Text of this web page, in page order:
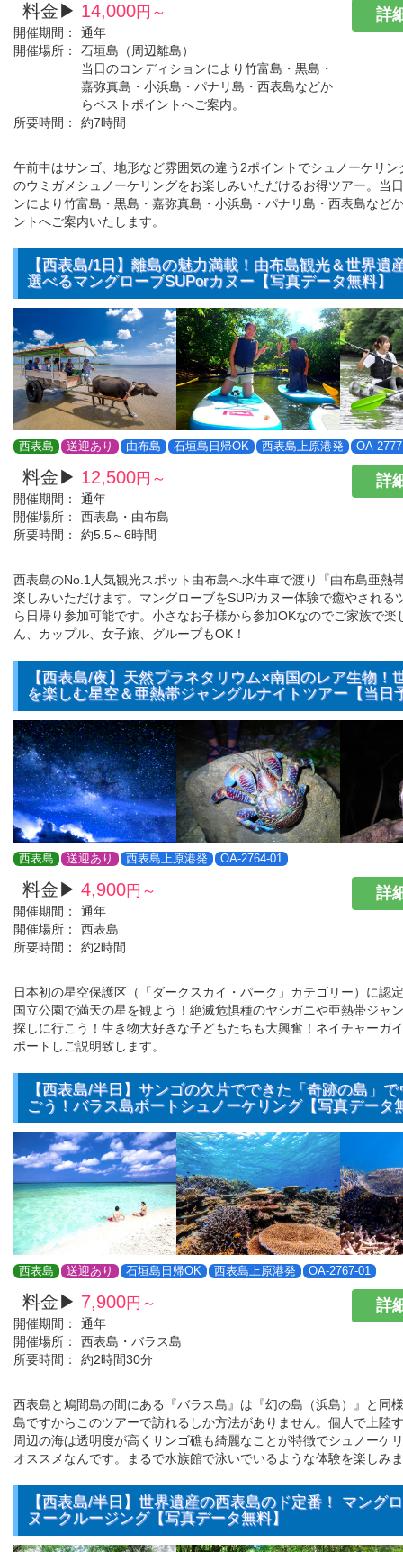
料金▶ 14,000円～
開催期間：
通年
開催場所：
石垣島（周辺離島）
当日のコンディションにより竹富島・黒島・
嘉弥真島・小浜島・パナリ島・西表島などか
らベストポイントへご案内。
所要時間：
約7時間
詳
午前中はサンゴ、地形など雰囲気の違う2ポイントでシュノーケリン
のウミガメシュノーケリングをお楽しみいただけるお得ツアー。当
ンにより竹富島・黒島・嘉弥真島・小浜島・パナリ島・西表島など
ントへご案内いたします。
【西表島/1日】離島の魅力満載！由布島観光＆世界遺
選べるマングローブSUPorカヌー【写真データ無料】
西表島 送迎あり 由布島 石垣島日帰OK 西表島上原港発 OA-
料金▶ 12,500円～
開催期間：
通年
開催場所：
西表島・由布島
所要時間：
約5.5～6時間
詳
西表島のNo.1人気観光スポット由布島へ水牛車で渡り『由布島亜熱
楽しみいただけます。マングローブをSUP/カヌー体験で癒やされる
ら日帰り参加可能です。小さなお子様から参加OKなのでご家族で楽
ん、カップル、女子旅、グループもOK！
【西表島/夜】天然プラネタリウム×南国のレア生物！
を楽しむ星空＆亜熱帯ジャングルナイトツアー【当日
西表島 送迎あり 西表島上原港発 OA-2764-01
料金▶ 4,900円～
開催期間：
通年
開催場所：
西表島
所要時間：
約2時間
詳
日本初の星空保護区（「ダークスカイ・パーク」カテゴリー）に認
国立公園で満天の星を観よう！絶滅危惧種のヤシガニや亜熱帯ジャ
探しに行こう！生き物大好きな子どもたちも大興奮！ネイチャーガ
ポートしご説明致します。
【西表島/半日】サンゴの欠片でできた「奇跡の島」
ごう！バラス島ボートシュノーケリング【写真データ
西表島 送迎あり 石垣島日帰OK 西表島上原港発 OA-2767-01
料金▶ 7,900円～
開催期間：
通年
開催場所：
西表島・バラス島
所要時間：
約2時間30分
詳
西表島と鳩間島の間にある『バラス島』は『幻の島（浜島）』と同
島ですからこのツアーで訪れるしか方法がありません。個人で上陸
周辺の海は透明度が高くサンゴ礁も綺麗なことが特徴でシュノーケ
オススメなんです。まるで水族館で泳いでいるような体験を楽しみ
【西表島/半日】世界遺産の西表島のド定番！ マング
ヌークルージング【写真データ無料】